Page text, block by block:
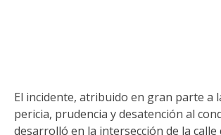
El incidente, atribuido en gran parte a
pericia, prudencia y desatención al
desarrolló en la intersección de la calle